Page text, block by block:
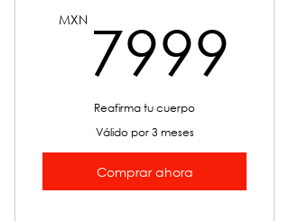
MXN 7999
Reafirma tu cuerpo
Válido por 3 meses
Comprar ahora